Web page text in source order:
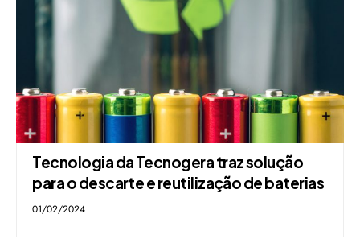
Tecnologia da Tecnogera traz solução
para o descarte e reutilização de baterias
01/02/2024